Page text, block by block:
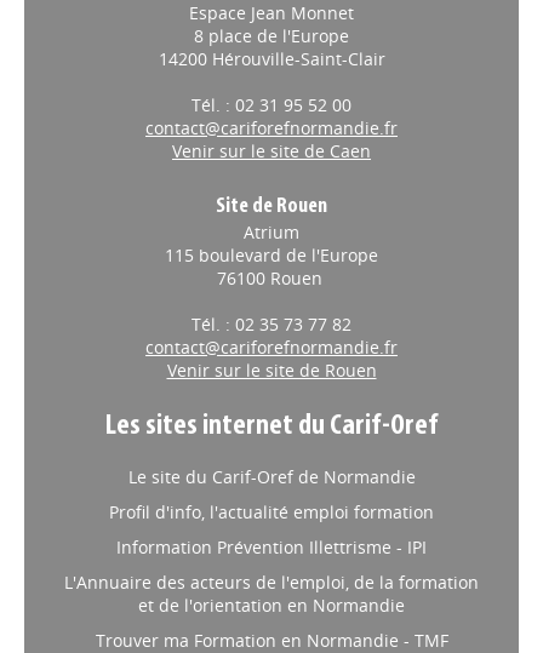
Espace Jean Monnet
8 place de l'Europe
14200 Hérouville-Saint-Clair
Tél. : 02 31 95 52 00
contact@cariforefnormandie.fr
Venir sur le site de Caen
Site de Rouen
Atrium
115 boulevard de l'Europe
76100 Rouen
Tél. : 02 35 73 77 82
contact@cariforefnormandie.fr
Venir sur le site de Rouen
Les sites internet du Carif-Oref
Le site du Carif-Oref de Normandie
Profil d'info, l'actualité emploi formation
Information Prévention Illettrisme - IPI
L'Annuaire des acteurs de l'emploi, de la formation
et de l'orientation en Normandie
Trouver ma Formation en Normandie - TMF